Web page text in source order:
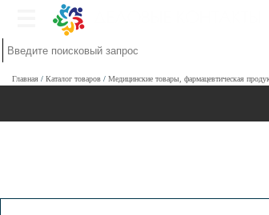
Главная Каталог товаров Медицинские товары, фармацевтическая